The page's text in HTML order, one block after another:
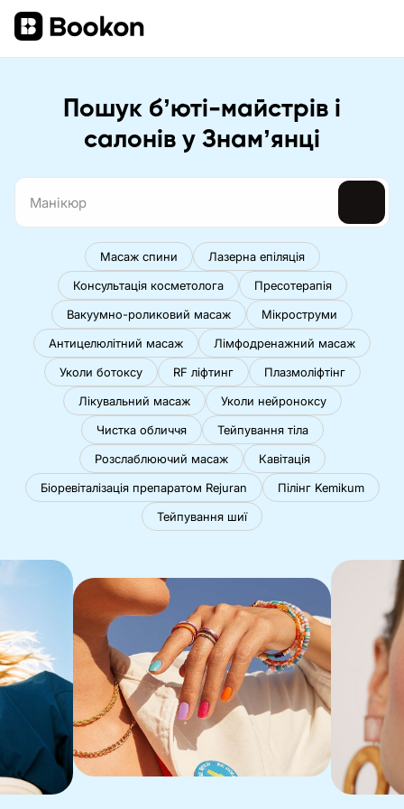
Пошук бʼюті-майстрів і
салонів у Знамʼянці
Масаж спини
Лазерна епіляція
Консультація косметолога
Пресотерапія
Вакуумно-роликовий масаж
Мікроструми
Антицелюлітний масаж
Лімфодренажний масаж
Уколи ботоксу
RF ліфтинг
Плазмоліфтінг
Лікувальний масаж
Уколи нейроноксу
Чистка обличчя
Тейпування тіла
Розслаблюючий масаж
Кавітація
Біоревіталізація препаратом Rejuran
Пілінг Kemikum
Тейпування шиї